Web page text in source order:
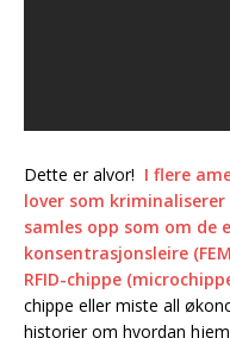
Dette er alvor! I flere
lover som
samles opp som om de
konsentrasjonsleire
RFID-chippe
chippe eller miste all
historier om hvordan